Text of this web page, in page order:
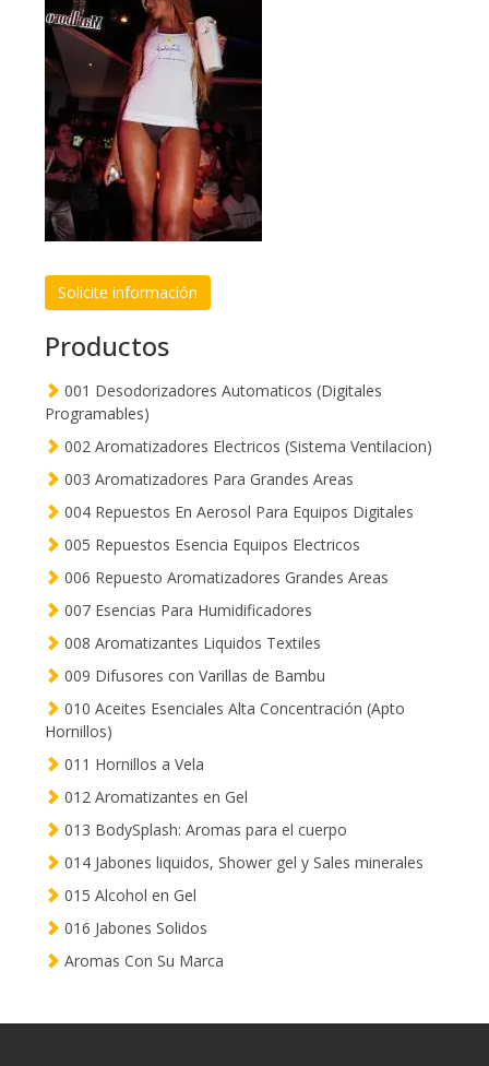
Solicite información
Productos
001 Desodorizadores Automaticos (Digitales
Programables)
002 Aromatizadores Electricos (Sistema Ventilacion)
003 Aromatizadores Para Grandes Areas
004 Repuestos En Aerosol Para Equipos Digitales
005 Repuestos Esencia Equipos Electricos
006 Repuesto Aromatizadores Grandes Areas
007 Esencias Para Humidificadores
008 Aromatizantes Liquidos Textiles
009 Difusores con Varillas de Bambu
010 Aceites Esenciales Alta Concentración (Apto
Hornillos)
011 Hornillos a Vela
012 Aromatizantes en Gel
013 BodySplash: Aromas para el cuerpo
014 Jabones liquidos, Shower gel y Sales minerales
015 Alcohol en Gel
016 Jabones Solidos
Aromas Con Su Marca